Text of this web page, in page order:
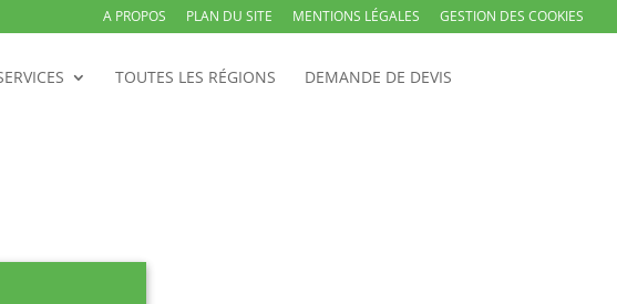
A PROPOS PLAN DU SITE MENTIONS LÉGALES GESTION DES COOKIES
TOUTES LES RÉGIONS DEMANDE DE DEVIS